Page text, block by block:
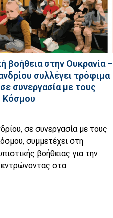
βοήθεια στην Ουκρανία –
συλλέγει τρόφιμα
συνεργασία με τους
Κόσμου
σε συνεργασία με τους
συμμετέχει στη
βοήθειας για την
στα